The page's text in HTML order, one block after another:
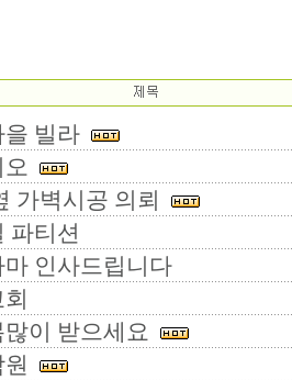
빌라
오
가벽시공 의뢰
파티션
마 인사드립니다
이 받으세요